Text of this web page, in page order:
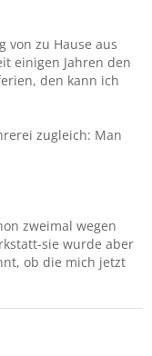
von zu Hause aus
einigen Jahren den
den kann ich
zugleich: Man
zweimal wegen
sie wurde aber
ob die mich jetzt